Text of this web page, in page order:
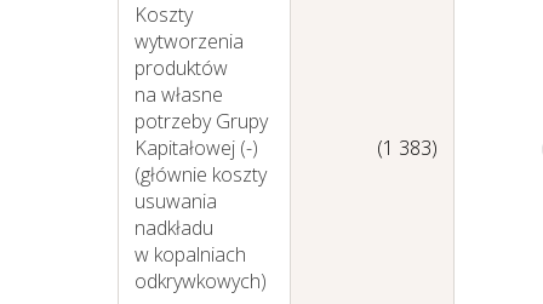
Zarządzanie Ryzykiem
Koszty
wytworzenia
produktów
na własne
potrzeby Grupy
Kapitałowej (-)
(głównie koszty
usuwania
nadkładu
w kopalniach
odkrywkowych)
(1 383)